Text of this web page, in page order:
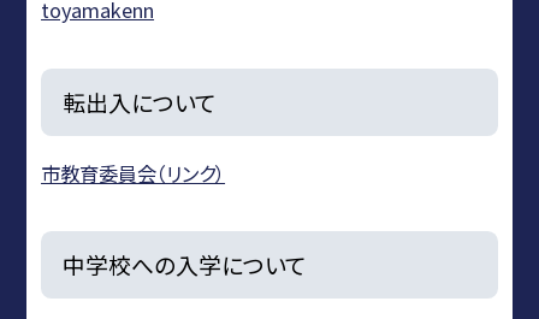
toyamakenn
転出入について
市教育委員会（リンク）
中学校への入学について